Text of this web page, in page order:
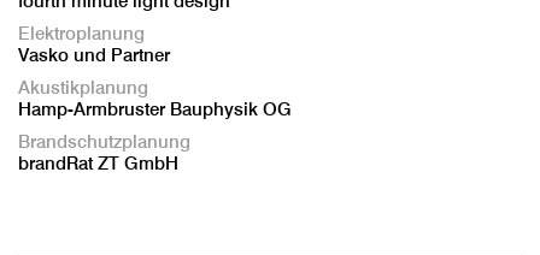
Elektroplanung
Vasko und Partner
Akustikplanung
Hamp-Armbruster Bauphysik OG
Brandschutzplanung
brandRat ZT GmbH